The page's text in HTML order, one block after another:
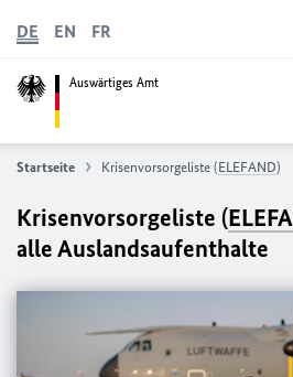
Auswärtiges Amt
DE EN FR
Startseite Krisenvorsorgeliste (ELEFAND)
Krisenvorsorgeliste (
alle Auslandsaufenthalte